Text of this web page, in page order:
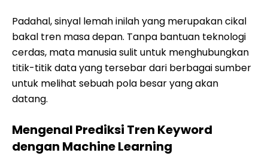
Padahal, sinyal lemah inilah yang merupakan cikal
bakal tren masa depan. Tanpa bantuan teknologi
cerdas, mata manusia sulit untuk menghubungkan
titik-titik data yang tersebar dari berbagai sumber
untuk melihat sebuah pola besar yang akan
datang.
Mengenal Prediksi Tren Keyword
dengan Machine Learning